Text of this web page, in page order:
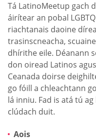
Tá LatinoMeetup gach
áirítear an pobal
riachtanais daoine
trasinscneacha,
dhírithe eile. Déanann
don oiread Latinos
Ceanada doirse
go fóill a chleachtann
lá inniu. Fad is atá tú
clúdach duit.
Aois